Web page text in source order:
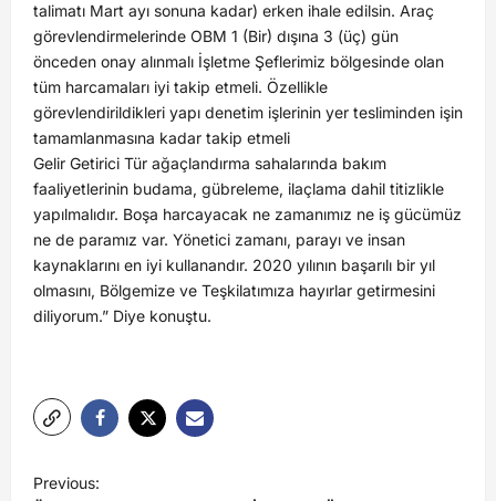
talimatı Mart ayı sonuna kadar) erken ihale edilsin. Araç
görevlendirmelerinde OBM 1 (Bir) dışına 3 (üç) gün
önceden onay alınmalı İşletme Şeflerimiz bölgesinde olan
tüm harcamaları iyi takip etmeli. Özellikle
görevlendirildikleri yapı denetim işlerinin yer tesliminden işin
tamamlanmasına kadar takip etmeli
Gelir Getirici Tür ağaçlandırma sahalarında bakım
faaliyetlerinin budama, gübreleme, ilaçlama dahil titizlikle
yapılmalıdır. Boşa harcayacak ne zamanımız ne iş gücümüz
ne de paramız var. Yönetici zamanı, parayı ve insan
kaynaklarını en iyi kullanandır. 2020 yılının başarılı bir yıl
olmasını, Bölgemize ve Teşkilatımıza hayırlar getirmesini
diliyorum.” Diye konuştu.
Previous: